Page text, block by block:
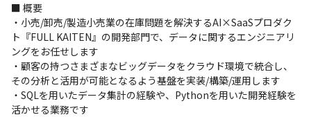
■ 概要
・小売/卸売/製造小売業の在庫問題を解決するAI×SaaSプロダク
ト『FULL KAITEN』の開発部門で、データに関するエンジニアリ
ングをお任せします
・顧客の持つさまざまなビッグデータをクラウド環境で統合し、
その分析と活用が可能となるよう基盤を実装/構築/運用します
・SQLを用いたデータ集計の経験や、Pythonを用いた開発経験を
活かせる業務です